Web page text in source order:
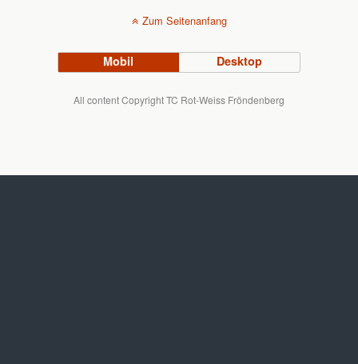
Zum Seitenanfang
Mobil Desktop
All content Copyright TC Rot-Weiss Fröndenberg